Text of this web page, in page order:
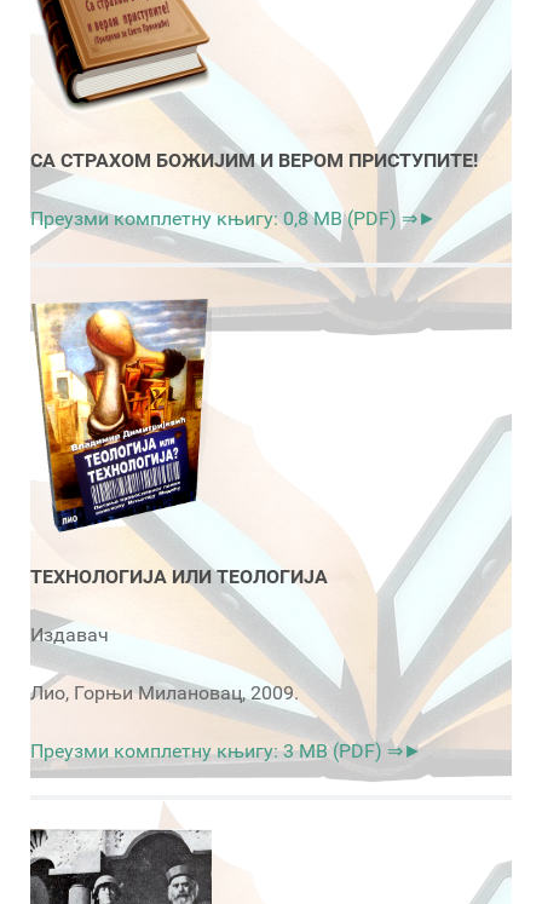
СА СТРАХОМ БОЖИЈИМ И ВЕРОМ ПРИСТУПИТЕ!
Преузми комплетну књигу: 0,8 MB (PDF) ⇒►
ТЕХНОЛОГИЈА ИЛИ ТЕОЛОГИЈА
Издавач
Лио, Горњи Милановац, 2009.
Преузми комплетну књигу: 3 MB (PDF) ⇒►